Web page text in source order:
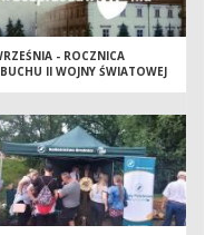
- ROCZNICA
II WOJNY ŚWIATOWEJ